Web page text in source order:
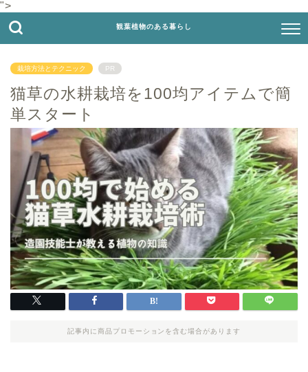
">
観葉植物のある暮らし
栽培方法とテクニック PR
猫草の水耕栽培を100均アイテムで簡
単スタート
記事内に商品プロモーションを含む場合があります